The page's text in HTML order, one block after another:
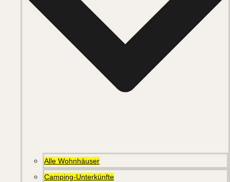
Alle Wohnhäuser
Camping-Unterkünfte